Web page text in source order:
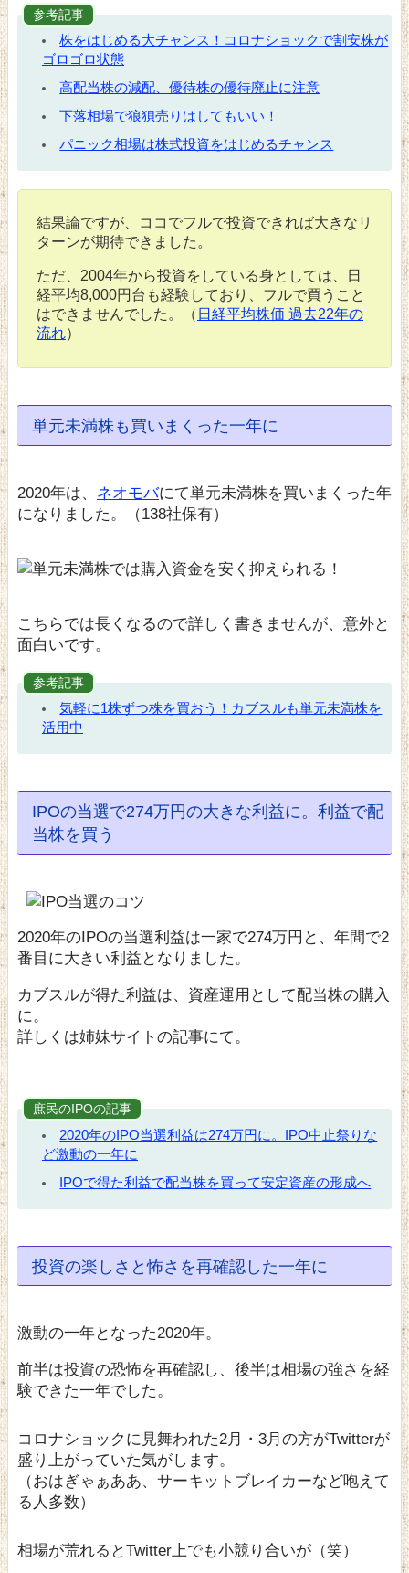
参考記事
株をはじめる大チャンス！コロナショックで割安株が
ゴロゴロ状態
高配当株の減配、優待株の優待廃止に注意
下落相場で狼狽売りはしてもいい！
パニック相場は株式投資をはじめるチャンス
結果論ですが、ココでフルで投資できれば大きなリ
ターンが期待できました。
ただ、2004年から投資をしている身としては、日
経平均8,000円台も経験しており、フルで買うこと
はできませんでした。（ 日経平均株価 過去22年の
流れ）
単元未満株も買いまくった一年に
2020年は、 ネオモバにて単元未満株を買いまくった年
になりました。（138社保有）
こちらでは長くなるので詳しく書きませんが、意外と
面白いです。
参考記事
気軽に1株ずつ株を買おう！カブスルも単元未満株を
活用中
IPOの当選で274万円の大きな利益に。利益で配
当株を買う
2020年のIPOの当選利益は一家で274万円と、年間で2
番目に大きい利益となりました。
カブスルが得た利益は、資産運用として配当株の購入
に。
詳しくは姉妹サイトの記事にて。
庶民のIPOの記事
2020年のIPO当選利益は274万円に。IPO中止祭りな
ど激動の一年に
IPOで得た利益で配当株を買って安定資産の形成へ
投資の楽しさと怖さを再確認した一年に
激動の一年となった2020年。
前半は投資の恐怖を再確認し、後半は相場の強さを経
験できた一年でした。
コロナショックに見舞われた2月・3月の方がTwitterが
盛り上がっていた気がします。
（おはぎゃぁああ、サーキットブレイカーなど咆えて
る人多数）
相場が荒れるとTwitter上でも小競り合いが（笑）